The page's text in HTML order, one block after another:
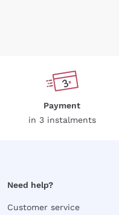
Payment
in 3 instalments
Need help?
Customer service